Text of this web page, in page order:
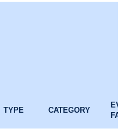
TYPE CATEGORY